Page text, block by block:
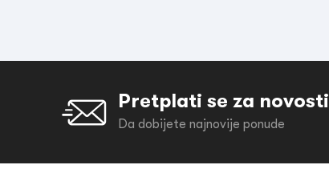
Pretplati se za novosti
Da dobijete najnovije ponude